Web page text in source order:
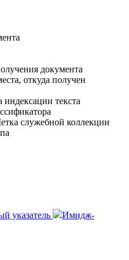
документа
откуда получен
индексации текста
служебной коллекции
указатель
Имидж-